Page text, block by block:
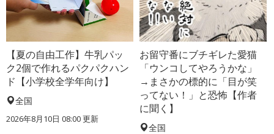
【夏の自由工作】牛乳パッ
ク2個で作れるパクパクハン
ド【小学校全学年向け】
全国
2026年8月10日 08:00更新
お留守番にブチギレた愛猫
「ウンコしてやろうかな」
→まさかの標的に「目が笑
ってない！」と恐怖【作者
に聞く】
全国